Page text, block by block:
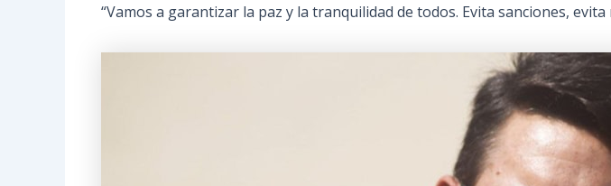
“Vamos a garantizar la paz y la tranquilidad de todos. Evita sanciones,